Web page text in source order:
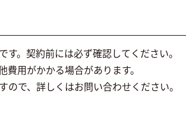
。契約前には必ず確認してください。
用がかかる場合があります。
ので、詳しくはお問い合わせください。